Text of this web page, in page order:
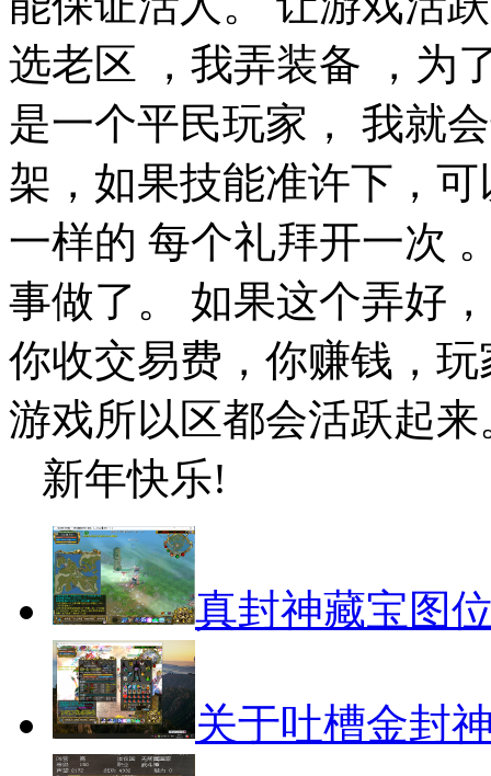
选老区 ，我弄装备 ，为
是一个平民玩家， 我就
架，如果技能准许下，
一样的 每个礼拜开一次
事做了。 如果这个弄好
你收交易费，你赚钱，
游戏所以区都会活跃起来
新年快乐!
真封神藏宝图
关于吐槽金封